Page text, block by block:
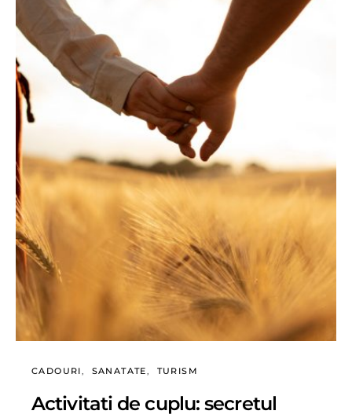
CADOURI SANATATE TURISM
Activitati de cuplu: secretul